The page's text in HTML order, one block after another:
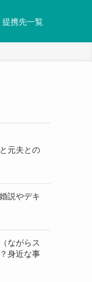
携先一覧
元夫との
説やデキ
ながらス
身近な事